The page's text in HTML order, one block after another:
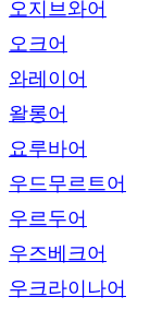
오지브와어
오크어
와레이어
왈롱어
요루바어
우드무르트어
우르두어
우즈베크어
우크라이나어